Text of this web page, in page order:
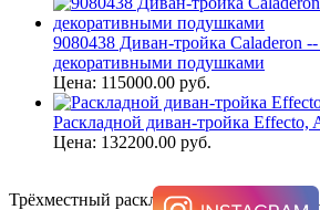
9080438 Диван-тройка Caladeron --
декоративными подушками
Цена: 115000.00 руб.
Раскладной диван-тройка Effecto,
Цена: 132200.00 руб.
Трёхместный раскладной диван NAVI,